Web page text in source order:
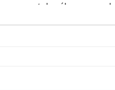
des éloges
l'hôtel sont très
entrée, un plat
sont
confortables et les
confortables